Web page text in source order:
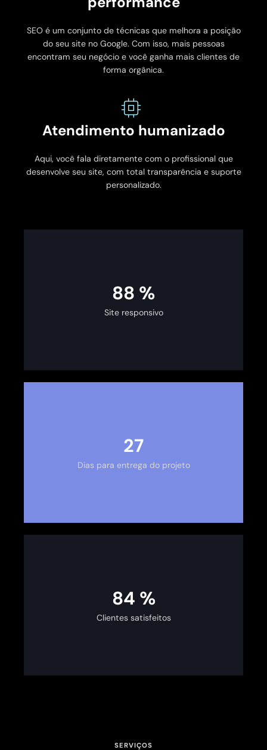
SEO é um conjunto de técnicas que melhora a posição
do seu site no Google. Com isso, mais pessoas
encontram seu negócio e você ganha mais clientes de
forma orgânica.
Atendimento humanizado
Aqui, você fala diretamente com o profissional que
desenvolve seu site, com total transparência e suporte
personalizado.
100 %
Site responsivo
30
Dias para entrega do projeto
100 %
Clientes satisfeitos
SERVIÇOS